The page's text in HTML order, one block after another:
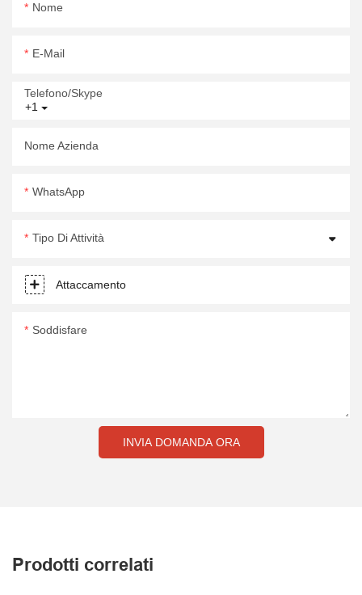
Nome
E-Mail
+1
Telefono/skype
Nome Azienda
WhatsApp
Tipo Di Attività
Attaccamento
Soddisfare
INVIA DOMANDA ORA
Prodotti correlati